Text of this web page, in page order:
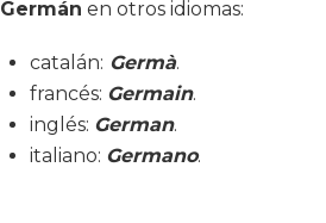
Germán en otros idiomas:
catalán: Germà.
francés: Germain.
inglés: German.
italiano: Germano.